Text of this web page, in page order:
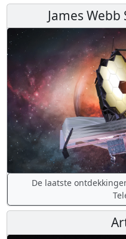
James Webb
De laatste